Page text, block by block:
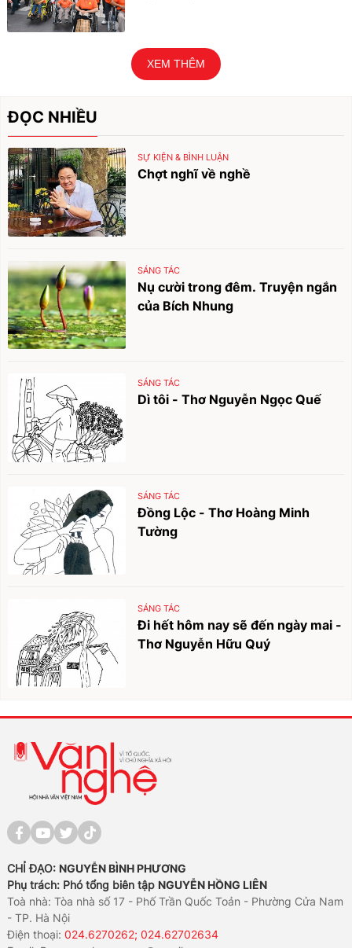
XEM THÊM
ĐỌC NHIỀU
SỰ KIỆN & BÌNH LUẬN
Chợt nghĩ về nghề
SÁNG TÁC
Nụ cười trong đêm. Truyện ngắn
của Bích Nhung
SÁNG TÁC
Dì tôi - Thơ Nguyễn Ngọc Quế
SÁNG TÁC
Đồng Lộc - Thơ Hoàng Minh
Tường
SÁNG TÁC
Đi hết hôm nay sẽ đến ngày mai -
Thơ Nguyễn Hữu Quý
CHỈ ĐẠO: NGUYỄN BÌNH PHƯƠNG
Phụ trách: Phó tổng biên tập NGUYỄN HỒNG LIÊN
Toà nhà: Tòa nhà số 17 - Phố Trần Quốc Toản - Phường Cửa Nam
- TP. Hà Nội
Điện thoại:024.6270262; 024.62702634